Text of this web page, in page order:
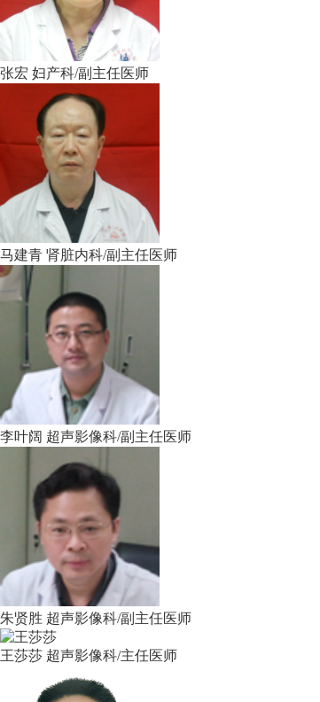
张宏 妇产科/副主任医师
马建青 肾脏内科/副主任医师
李叶阔 超声影像科/副主任医师
朱贤胜 超声影像科/副主任医师
王莎莎 超声影像科/主任医师